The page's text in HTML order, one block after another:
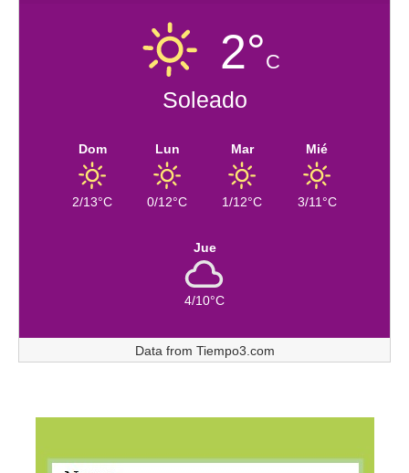
2°C
Soleado
Dom
2/13°C
Lun
0/12°C
Mar
1/12°C
Mié
3/11°C
Jue
4/10°C
Data from Tiempo3.com